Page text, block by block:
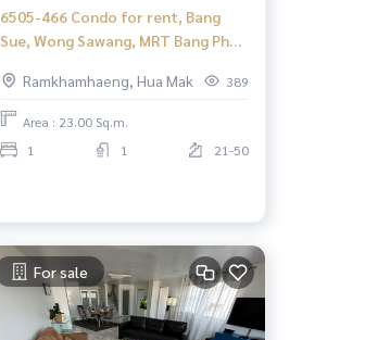
6505-466 Condo for rent, Bang
Sue, Wong Sawang, MRT Bang Pho,
roomRamkhamhaeng, Hua Mak 389
Area : 23.00 Sq.m.
1
1 21-50
For sale